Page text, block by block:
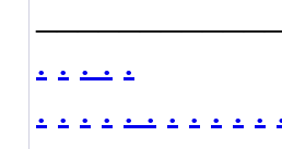
. . . . .
. . . . . . . . . . .